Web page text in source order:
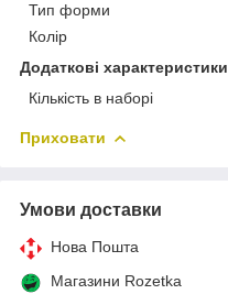
Тип форми
Колір
Додаткові характеристики
Кількість в наборі
Приховати
Умови доставки
Нова Пошта
Магазини Rozetka